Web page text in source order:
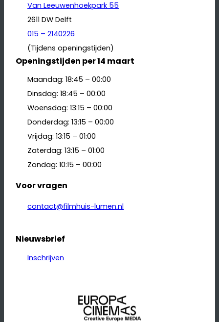
Van Leeuwenhoekpark 55
2611 DW Delft
015 – 2140226
(Tijdens openingstijden)
Openingstijden per 14 maart
Maandag: 18:45 – 00:00
Dinsdag: 18:45 – 00:00
Woensdag: 13:15 – 00:00
Donderdag: 13:15 – 00:00
Vrijdag: 13:15 – 01:00
Zaterdag: 13:15 – 01:00
Zondag: 10:15 – 00:00
Voor vragen
contact@filmhuis-lumen.nl
Nieuwsbrief
Inschrijven